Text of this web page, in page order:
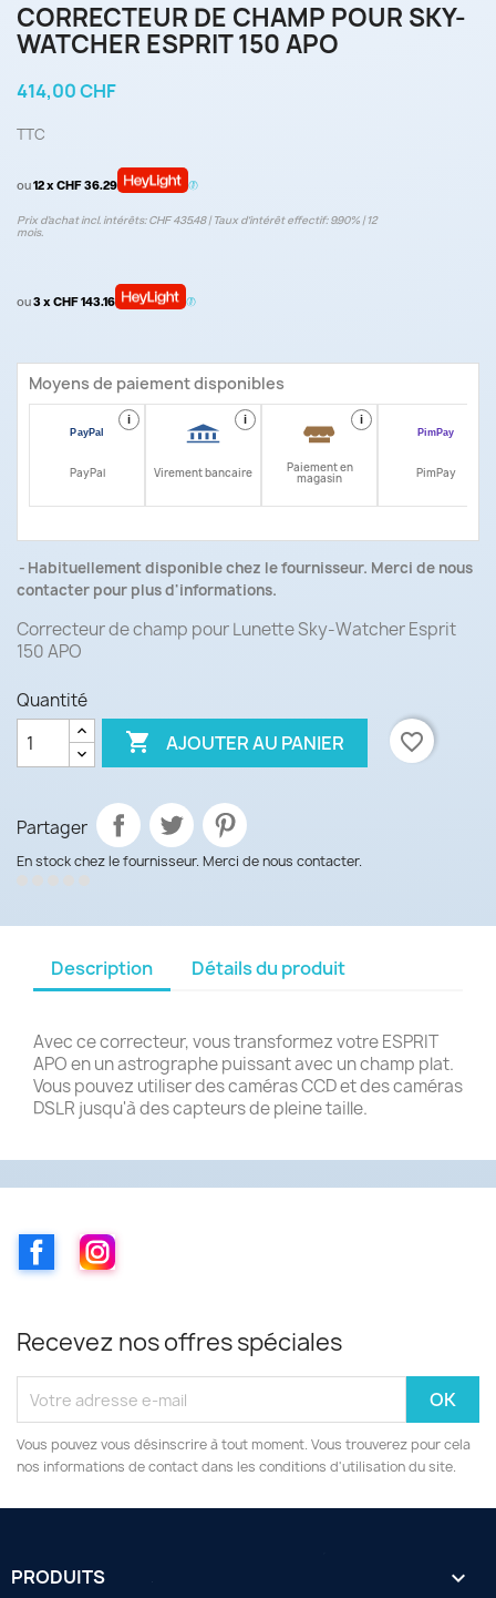
CORRECTEUR DE CHAMP POUR SKY-
WATCHER ESPRIT 150 APO
414,00 CHF
TTC
ou12 x CHF 36.29
Prix d’achat incl. intérêts: CHF 435.48 | Taux d‘intérêt effectif: 9.90% | 12
mois.
ou3 x CHF 143.16
Moyens de paiement disponibles
i
PayPal
i
Virement bancaire
i
Paiement en
magasin PimPay
Habituellement disponible chez le fournisseur. Merci de nous
contacter pour plus d'informations.
Correcteur de champ pour Lunette Sky-Watcher Esprit
150 APO
Quantité
 AJOUTER AU PANIER favorite_border
Partager
En stock chez le fournisseur. Merci de nous contacter.
Description Détails du produit
Avec ce correcteur, vous transformez votre ESPRIT
APO en un astrographe puissant avec un champ plat.
Vous pouvez utiliser des caméras CCD et des caméras
DSLR jusqu'à des capteurs de pleine taille.
FacebookInstagram
Recevez nos offres spéciales
Vous pouvez vous désinscrire à tout moment. Vous trouverez pour cela
nos informations de contact dans les conditions d'utilisation du site.
PRODUITS 